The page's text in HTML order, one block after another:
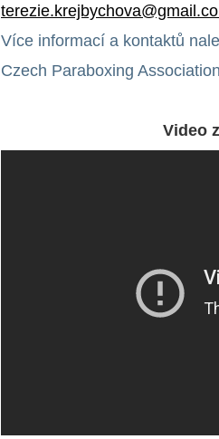
Více informací a kontaktů
Czech Paraboxing
Video